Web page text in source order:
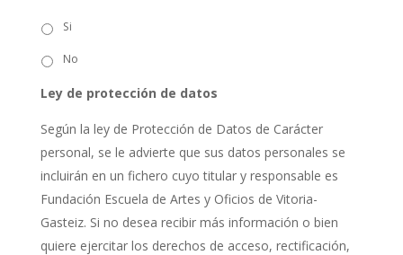
Si
No
Ley de protección de datos
Según la ley de Protección de Datos de Carácter
personal, se le advierte que sus datos personales se
incluirán en un fichero cuyo titular y responsable es
Fundación Escuela de Artes y Oficios de Vitoria-
Gasteiz. Si no desea recibir más información o bien
quiere ejercitar los derechos de acceso, rectificación,